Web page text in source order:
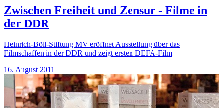
Zwischen Freiheit und Zensur - Filme in
der DDR
Heinrich-Böll-Stiftung MV eröffnet Ausstellung über das
Filmschaffen in der DDR und zeigt ersten DEFA-Film
16. August 2011